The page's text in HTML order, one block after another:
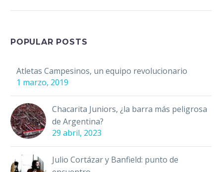
POPULAR POSTS
Atletas Campesinos, un equipo revolucionario
1 marzo, 2019
Chacarita Juniors, ¿la barra más peligrosa
de Argentina?
29 abril, 2023
Julio Cortázar y Banfield: punto de